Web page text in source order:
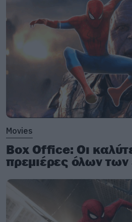
Movies
Box Office: Οι
πρεμιέρες όλων